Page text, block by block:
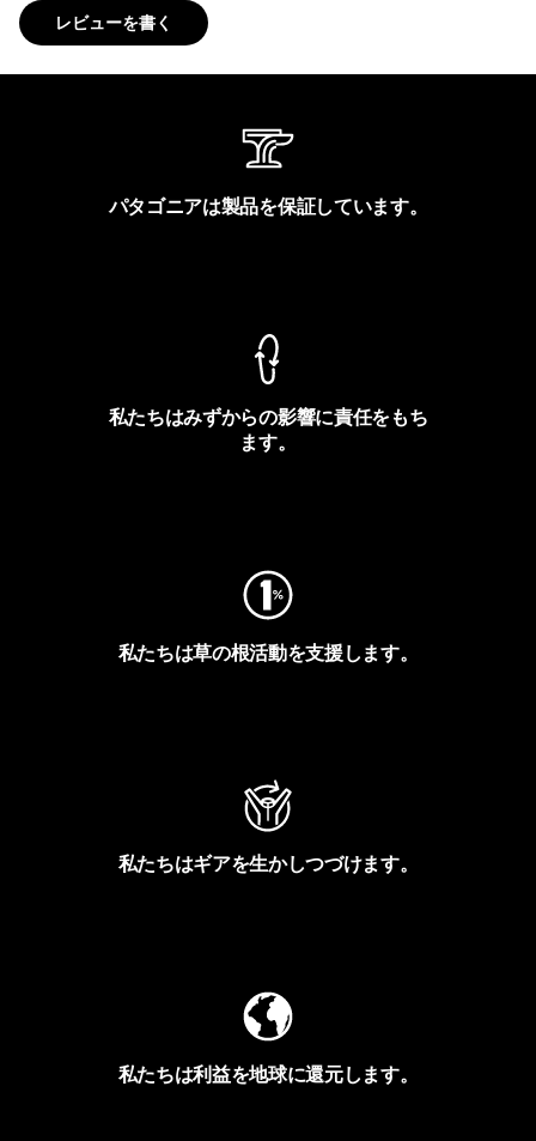
レビューを書く
パタゴニアは製品を保証しています。
私たちはみずからの影響に責任をもち
ます。
私たちは草の根活動を支援します。
私たちはギアを生かしつづけます。
私たちは利益を地球に還元します。